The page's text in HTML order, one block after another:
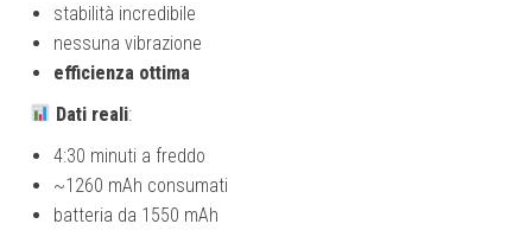
stabilità incredibile
nessuna vibrazione
efficienza ottima
Dati reali:
4:30 minuti a freddo
~1260 mAh consumati
batteria da 1550 mAh